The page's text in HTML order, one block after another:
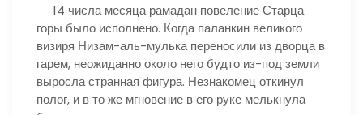
14 числа месяца рамадан повеление Старца
горы было исполнено. Когда паланкин великого
визиря Низам-аль-мулька переносили из дворца в
гарем, неожиданно около него будто из-под земли
выросла странная фигура. Незнакомец откинул
полог, и в то же мгновение в его руке мелькнула